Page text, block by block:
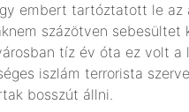
embert tartóztatott le
százötven sebesültet
tíz év óta ez volt a
iszlám terrorista
bosszút állni.